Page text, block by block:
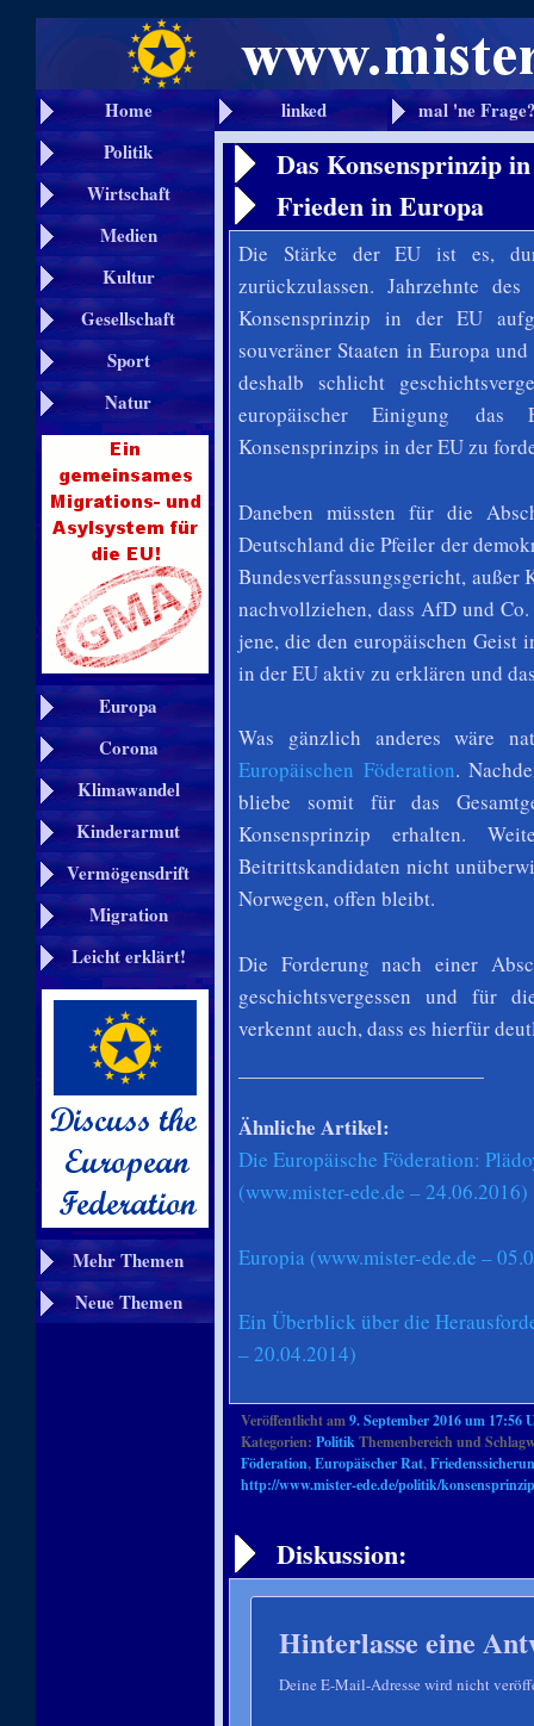
Home linked
mal 'ne
Politik
Wirtschaft
Medien
Kultur
Gesellschaft
Sport
Natur
Europa
Corona
Klimawandel
Kinderarmut
Vermögensdrift
Migration
Leicht erklärt!
Mehr Themen
Neue Themen
Das Konsensprinzip
Frieden in Europa
Die Stärke der EU ist es,
zurückzulassen. Jahrzehnte
Konsensprinzip in der EU
souveräner Staaten in Europa
deshalb schlicht
europäischer Einigung das
Konsensprinzips in der EU zu
Daneben müssten für die
Deutschland die Pfeiler der
Bundesverfassungsgericht, außer
nachvollziehen, dass AfD und
jene, die den europäischen Geist
in der EU aktiv zu erklären und
Was gänzlich anderes wäre
Europäischen Föderation.
bliebe somit für das
Konsensprinzip erhalten.
Beitrittskandidaten nicht
Norwegen, offen bleibt.
Die Forderung nach einer
geschichtsvergessen und für
verkennt auch, dass es hierfür
Ähnliche Artikel:
Die Europäische Föderation:
(www.mister-ede.de – 24.06.2016)
Europia (www.mister-ede.de –
Ein Überblick über die
– 20.04.2014)
Veröffentlicht am9. September 2016 um 17:56
Kategorien: PolitikThemenbereich und
Föderation,Europäischer Rat,
http://www.mister-ede.de/politik/
Diskussion:
Hinterlasse eine
Deine E-Mail-Adresse wird nicht